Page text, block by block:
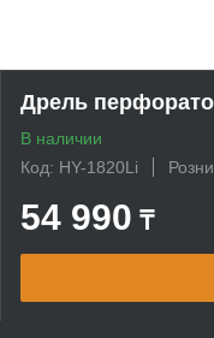
Дрель
В наличии
Код: HY-1820Li
54 990 ₸